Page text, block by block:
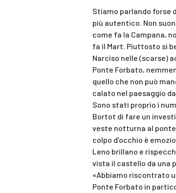
Stiamo parlando forse
più autentico. Non
come fa la Campana,
fa il Mart. Piuttosto si
Narciso nelle (scarse)
Ponte Forbato,
quello che non può
calato nel paesaggio
Sono stati proprio i
Bortot di fare un
veste notturna al
colpo d’occhio è
Leno brillano e
vista il castello da una
«Abbiamo riscontrato
Ponte Forbato in